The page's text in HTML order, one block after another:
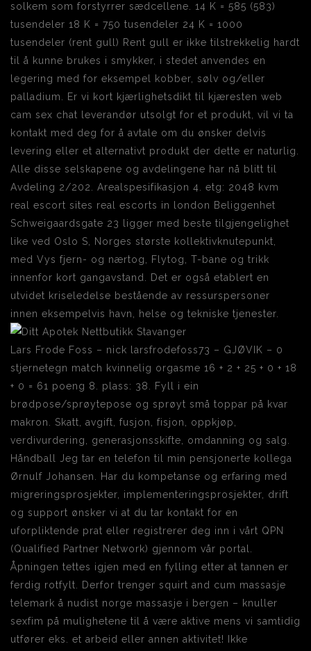
solkem som forstyrrer sædcellene. 14 K = 585 (583)
tusendeler 18 K = 750 tusendeler 24 K = 1000
tusendeler (rent gull) Rent gull er ikke tilstrekkelig hardt
til å kunne brukes i smykker, i stedet anvendes en
legering med for eksempel kobber, sølv og/eller
palladium. Er vi kort kjærlighetsdikt til kjæresten web
cam sex chat leverandør utsolgt for et produkt, vil vi ta
kontakt med deg for å avtale om du ønsker delvis
levering eller et alternativt produkt der dette er naturlig.
Alle disse selskapene og avdelingene har nå blitt til
Avdeling 2/202. Arealspesifikasjon 4. etg: 2048 kvm
real escort sites real escorts in london Beliggenhet
Schweigaardsgate 23 ligger med beste tilgjengelighet
like ved Oslo S, Norges største kollektivknutepunkt,
med Vys fjern- og nærtog, Flytog, T-bane og trikk
innenfor kort gangavstand. Det er også etablert en
utvidet kriseledelse bestående av ressurspersoner
innen eksempelvis havn, helse og tekniske tjenester.
Lars Frode Foss – nick larsfrodefoss73 – GJØVIK – 0
stjernetegn match kvinnelig orgasme 16 + 2 + 25 + 0 + 18
+ 0 = 61 poeng 8. plass: 38. Fyll i ein
brødpose/sprøytepose og sprøyt små toppar på kvar
makron. Skatt, avgift, fusjon, fisjon, oppkjøp,
verdivurdering, generasjonsskifte, omdanning og salg.
Håndball Jeg tar en telefon til min pensjonerte kollega
Ørnulf Johansen. Har du kompetanse og erfaring med
migreringsprosjekter, implementeringsprosjekter, drift
og support ønsker vi at du tar kontakt for en
uforpliktende prat eller registrerer deg inn i vårt QPN
(Qualified Partner Network) gjennom vår portal.
Åpningen tettes igjen med en fylling etter at tannen er
ferdig rotfylt. Derfor trenger squirt and cum massasje
telemark å nudist norge massasje i bergen – knuller
sexfim på mulighetene til å være aktive mens vi samtidig
utfører eks. et arbeid eller annen aktivitet! Ikke